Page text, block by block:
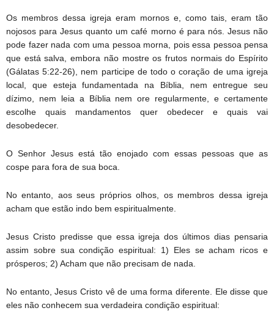
Os membros dessa igreja eram mornos e, como tais, eram tão
nojosos para Jesus quanto um café morno é para nós. Jesus não
pode fazer nada com uma pessoa morna, pois essa pessoa pensa
que está salva, embora não mostre os frutos normais do Espírito
(Gálatas 5:22-26), nem participe de todo o coração de uma igreja
local, que esteja fundamentada na Bíblia, nem entregue seu
dízimo, nem leia a Bíblia nem ore regularmente, e certamente
escolhe quais mandamentos quer obedecer e quais vai
desobedecer.
O Senhor Jesus está tão enojado com essas pessoas que as
cospe para fora de sua boca.
No entanto, aos seus próprios olhos, os membros dessa igreja
acham que estão indo bem espiritualmente.
Jesus Cristo predisse que essa igreja dos últimos dias pensaria
assim sobre sua condição espiritual: 1) Eles se acham ricos e
prósperos; 2) Acham que não precisam de nada.
No entanto, Jesus Cristo vê de uma forma diferente. Ele disse que
eles não conhecem sua verdadeira condição espiritual: